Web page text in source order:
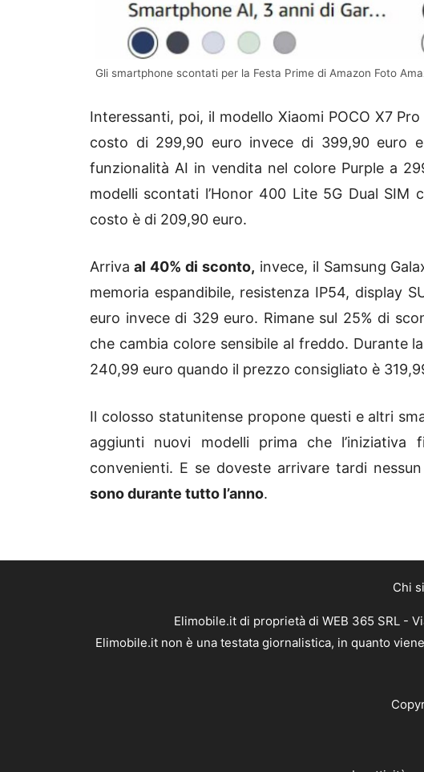
Gli smartphone scontati per la Festa Prime di Amazon Foto
Interessanti, poi, il modello Xiaomi POCO X7
costo di 299,90 euro invece di 399,90 euro
funzionalità AI in vendita nel colore Purple a
modelli scontati l’Honor 400 Lite 5G Dual SIM
costo è di 209,90 euro.
Arriva al 40% di sconto, invece, il Samsung
memoria espandibile, resistenza IP54, display
euro invece di 329 euro. Rimane sul 25% di
che cambia colore sensibile al freddo. Durante
240,99 euro quando il prezzo consigliato è
Il colosso statunitense propone questi e altri
aggiunti nuovi modelli prima che
convenienti. E se doveste arrivare tardi
sono durante tutto l’anno.
Chi
Elimobile.it di proprietà di WEB 365 SRL -
Elimobile.it non è una testata giornalistica, in quanto